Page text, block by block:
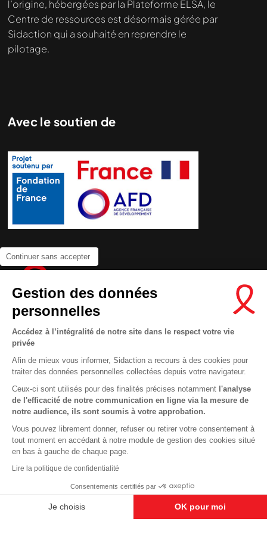
Continuer sans accepter
Gestion des données
personnelles
Accédez à l’intégralité de notre site dans le respect votre vie
privée
Afin de mieux vous informer, Sidaction a recours à des cookies pour
traiter des données personnelles collectées depuis votre navigateur.
Ceux-ci sont utilisés pour des finalités précises notamment l'analyse
de l'efficacité de notre communication en ligne via la mesure de
notre audience, ils sont soumis à votre approbation.
Vous pouvez librement donner, refuser ou retirer votre consentement à
tout moment en accédant à notre module de gestion des cookies situé
en bas à gauche de chaque page.
Lire la politique de confidentialité
Consentements certifiés par
Je choisis OK pour moi
l’origine, hébergées par la Plateforme ELSA, le
Centre de ressources est désormais gérée par
Sidaction qui a souhaité en reprendre le
pilotage.
Avec le soutien de
Newsletter
Nous suivre sur les réseaux :
MENTIONS LÉGALES
This site uses cookies and gives you control over what you want to
En savoir plus